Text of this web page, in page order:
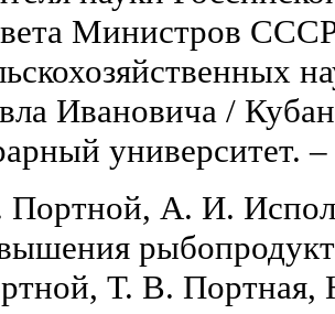
Министров
Ивановича /
университет.
Портной, А. И.
Т. В. Портная,